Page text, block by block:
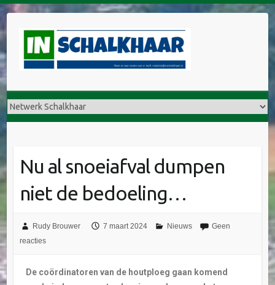
Nu al snoeiafval dumpen
niet de bedoeling…
Rudy Brouwer 7 maart 2024 Nieuws
Geen
reacties
De coördinatoren van de houtploeg gaan komend